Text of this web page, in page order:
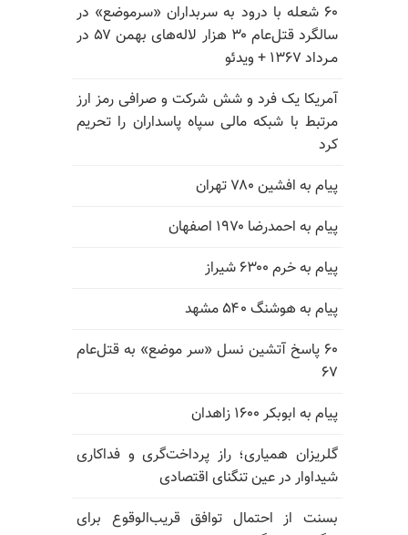
۶۰ شعله با درود به سربداران «سرموضع» در
سالگرد قتل‌عام ۳۰ هزار لاله‌های بهمن ۵۷ در
مـرداد ۱۳۶۷ + ویدئو
آمریکا یک فرد و شش شرکت و صرافی رمز ارز
مرتبط با شبکه مالی سپاه پاسداران را تحریم
کرد
پیام به افشین ۷۸۰ تهران
پیام به احمدرضا ۱۹۷۰ اصفهان
پیام به خرم ۶۳۰۰ شیراز
پیام به هوشنگ ۵۴۰ مشهد
۶۰ پاسخ آتشین نسل «سر موضع» به قتل‌عام
۶۷
پیام به ابوبکر ۱۶۰۰ زاهدان
گلریزان همیاری؛ راز پرداخت‌گری و فداکاری
شیداوار در عین تنگنای اقتصادی
بسنت از احتمال توافق قریب‌الوقوع برای